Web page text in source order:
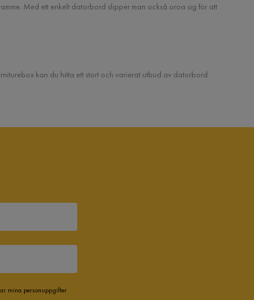
Med ett enkelt datorbord slipper man också oroa sig för att
kan du hitta ett stort och varierat utbud av datorbord
mina personuppgifter